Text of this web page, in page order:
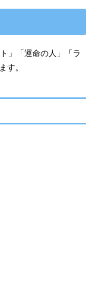
」「運命の人」「ラ
す。